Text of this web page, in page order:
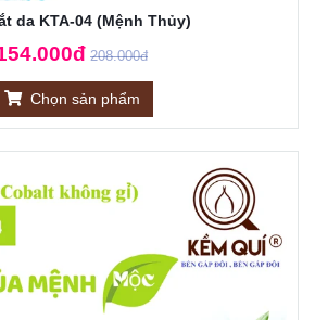
da KTA-04 (Mệnh Thủy)
208.000đ
Chọn sản phẩm